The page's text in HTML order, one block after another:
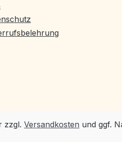
zzgl. Versandkosten und ggf.